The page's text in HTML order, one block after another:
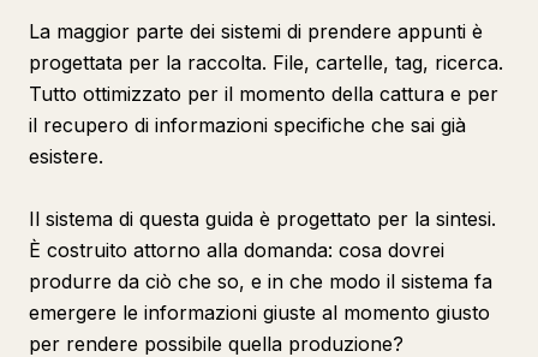
La maggior parte dei sistemi di prendere appunti è
progettata per la raccolta. File, cartelle, tag, ricerca.
Tutto ottimizzato per il momento della cattura e per
il recupero di informazioni specifiche che sai già
esistere.
Il sistema di questa guida è progettato per la sintesi.
È costruito attorno alla domanda: cosa dovrei
produrre da ciò che so, e in che modo il sistema fa
emergere le informazioni giuste al momento giusto
per rendere possibile quella produzione?